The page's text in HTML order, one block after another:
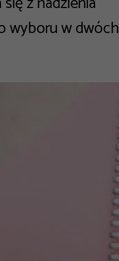
wyboru w dwóch